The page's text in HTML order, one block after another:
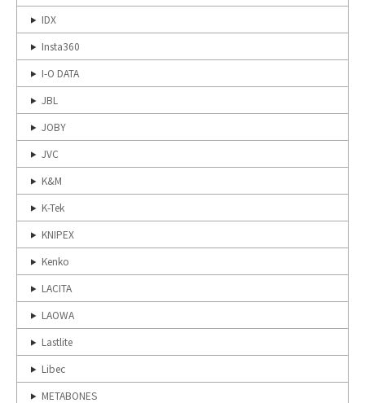
IDX
Insta360
I-O DATA
JBL
JOBY
JVC
K&M
K-Tek
KNIPEX
Kenko
LACITA
LAOWA
Lastlite
Libec
METABONES